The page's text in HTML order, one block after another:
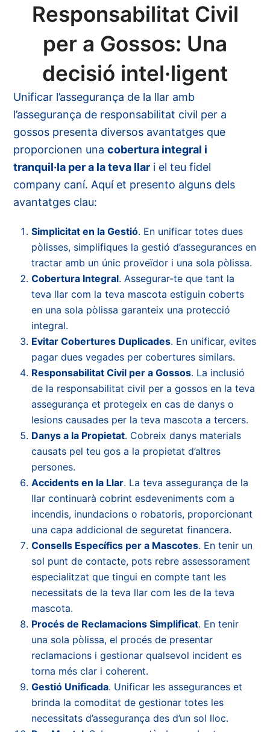
Responsabilitat Civil
per a Gossos: Una
decisió intel·ligent
Unificar l’assegurança de la llar amb
l’assegurança de responsabilitat civil per a
gossos presenta diversos avantatges que
proporcionen unacobertura integral i
tranquil·la per a la teva llar i el teu fidel
company caní. Aquí et presento alguns dels
avantatges clau:
Simplicitat en la Gestió. En unificar totes dues
pòlisses, simplifiques la gestió d’assegurances en
tractar amb un únic proveïdor i una sola pòlissa.
Cobertura Integral. Assegurar-te que tant la
teva llar com la teva mascota estiguin coberts
en una sola pòlissa garanteix una protecció
integral.
Evitar Cobertures Duplicades. En unificar, evites
pagar dues vegades per cobertures similars.
Responsabilitat Civil per a Gossos. La inclusió
de la responsabilitat civil per a gossos en la teva
assegurança et protegeix en cas de danys o
lesions causades per la teva mascota a tercers.
Danys a la Propietat. Cobreix danys materials
causats pel teu gos a la propietat d’altres
persones.
Accidents en la Llar. La teva assegurança de la
llar continuarà cobrint esdeveniments com a
incendis, inundacions o robatoris, proporcionant
una capa addicional de seguretat financera.
Consells Específics per a Mascotes. En tenir un
sol punt de contacte, pots rebre assessorament
especialitzat que tingui en compte tant les
necessitats de la teva llar com les de la teva
mascota.
Procés de Reclamacions Simplificat. En tenir
una sola pòlissa, el procés de presentar
reclamacions i gestionar qualsevol incident es
torna més clar i coherent.
Gestió Unificada. Unificar les assegurances et
brinda la comoditat de gestionar totes les
necessitats d’assegurança des d’un sol lloc.